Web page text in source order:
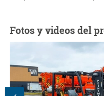
Fotos y videos del